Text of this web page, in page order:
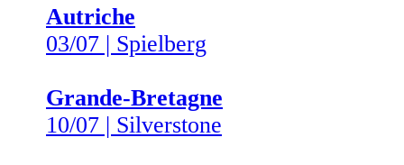
Autriche
03/07 | Spielberg
Grande-Bretagne
10/07 | Silverstone